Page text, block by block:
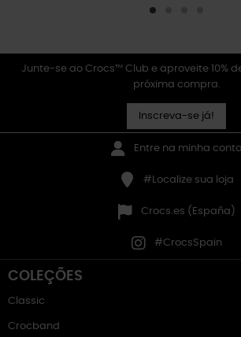
Junte-se ao Crocs™ Club e aproveite 10%
próxima compra.
Inscreva-se já!
Entre na minha conta
#Localize sua loja
Crocs.es (España)
#CrocsSpain
COLEÇÕES
Classic
Crocband